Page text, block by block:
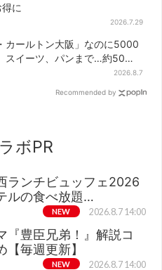
に
2026.7.29
カールトン大阪」なのに5000
スイーツ、パンまで…約50種
2026.8.7
Recommended by
ボPR
ランチビュッフェ2026
ルの食べ放題…
NEW 2026.8.7 14:00
『豊臣兄弟！』解説コ
【毎週更新】
NEW 2026.8.7 14:00